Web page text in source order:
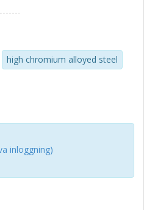
and austenite with
especially at the
atmospheres on
The results showed that the
good agreement with
high chromium alloyed steel
inloggning)